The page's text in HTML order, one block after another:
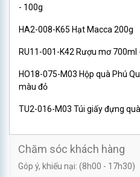
- 100g
HA2-008-K65 Hạt Macca 200g
RU11-001-K42 Rượu mơ 700ml
HO18-075-M03 Hộp quà Phú
màu đỏ
TU2-016-M03 Túi giấy đựng
Chăm sóc khách hàng
Góp ý, khiếu nại: (8h00 - 17h30)